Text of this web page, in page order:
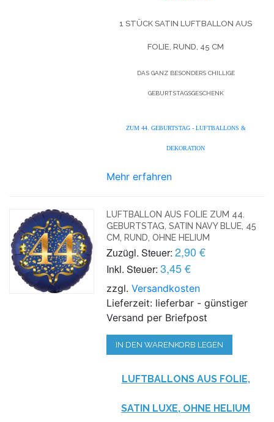
1 STÜCK SATIN LUFTBALLON AUS
FOLIE, RUND, 45 CM
DAS GANZ BESONDERS CHILLIGE
GEBURTSTAGSGESCHENK
ZUM 44. GEBURTSTAG - LUFTBALLONS &
DEKORATION
Mehr erfahren
LUFTBALLON AUS FOLIE ZUM 44.
GEBURTSTAG, SATIN NAVY BLUE, 45
CM, RUND, OHNE HELIUM
Zuzügl. Steuer: 2,90 €
Inkl. Steuer: 3,45 €
zzgl.Versandkosten
Lieferzeit: lieferbar - günstiger
Versand per Briefpost
IN DEN WARENKORB LEGEN
LUFTBALLONS AUS FOLIE,
SATIN LUXE, OHNE HELIUM